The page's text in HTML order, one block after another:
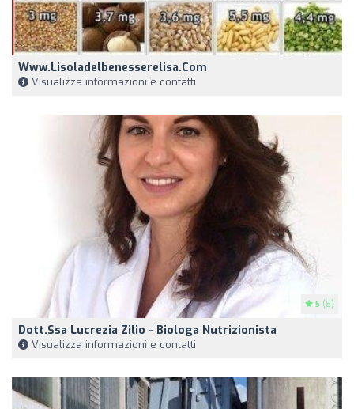
Www.lisoladelbenesserelisa.com
Visualizza informazioni e contatti
5 (8)
Dott.ssa Lucrezia Zilio - Biologa Nutrizionista
Visualizza informazioni e contatti